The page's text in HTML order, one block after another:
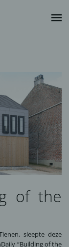
of the
sleepte deze
“Building of the